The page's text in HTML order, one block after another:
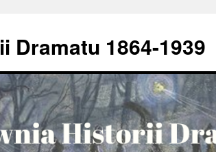
Dramatu 1864-1939